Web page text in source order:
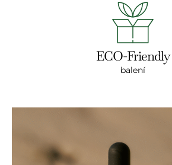
ECO-Friendly
balení